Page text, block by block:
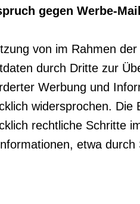
gegen Werbe-
von im Rahmen
durch Dritte zur
Werbung und
widersprochen. Die
rechtliche Schritte
etwa durch